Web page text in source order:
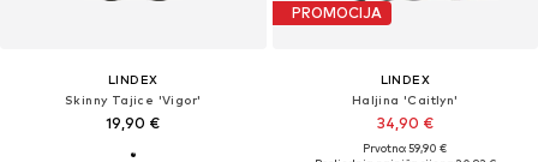
LINDEX
Skinny Tajice 'Vigor'
19,90 €
PROMOCIJA
LINDEX
Haljina 'Caitlyn'
34,90 €
Prvotno: 59,90 €